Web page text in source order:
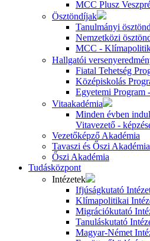
MCC Plusz
Ösztöndíjak
Tanulmányi
Nemzetközi
MCC -
Hallgatói
Fiatal Tehetség
Középiskolás
Egyetemi Program
Vitaakadémia
Minden évben
Vitavezető -
Vezetőképző Akadémia
Tavaszi és Őszi Akadémia
Őszi Akadémia
Tudásközpont
Intézetek
Ifjúságkutató
Klímapolitikai
Migrációkutató
Tanuláskutató
Magyar-Német